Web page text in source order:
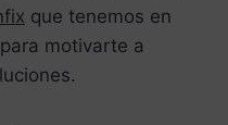
que tenemos en
motivarte a